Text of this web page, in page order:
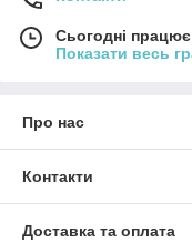
Сьогодні
Показати весь
Про нас
Контакти
Доставка та оплата